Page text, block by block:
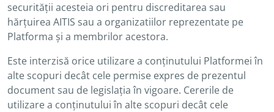
securității acesteia ori pentru discreditarea sau
hărțuirea AITIS sau a organizatiilor reprezentate pe
Platforma și a membrilor acestora.
Este interzisă orice utilizare a conținutului Platformei în
alte scopuri decât cele permise expres de prezentul
document sau de legislația în vigoare. Cererile de
utilizare a conținutului în alte scopuri decât cele